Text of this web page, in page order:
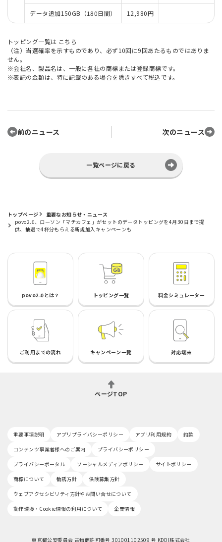
データ追加150GB（180日間） 12,980円
トッピング一覧は こちら
（注）当選確率を示すものであり、必ず10回に9回あたるものではありま
せん。
※会社名、製品名は、一般に各社の商標または登録商標です。
※表記の金額は、特に記載のある場合を除きすべて税込です。
前のニュース 次のニュース
一覧ページに戻る
トップページ
重要なお知らせ・ニュース
povo2.0、ローソン「マチカフェ」がセットのデータトッピングを4月30日まで提
供、抽選で4杯分もらえる新規加入キャンペーンも
povo2.0とは？ トッピング一覧 料金シミュレーター
ご利用までの流れ キャンペーン一覧 対応端末
ページTOP
重要事項説明 アプリプライバシーポリシー アプリ利用規約
約款
コンテンツ事業者様へのご案内
プライバシーポリシー
プライバシーポータル
ソーシャルメディアポリシー
サイトポリシー
商標について
勧誘方針
保険募集方針
ウェブアクセシビリティ方針やお問い合せについて
動作環境・Cookie情報の利用について
企業情報
東京都公安委員会 古物商許可番号 301001102509 号 KDDI株式会社